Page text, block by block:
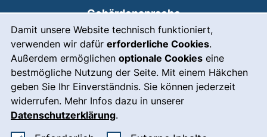
Damit unsere Website technisch funktioniert,
verwenden wir dafür erforderliche Cookies.
Außerdem ermöglichen optionale Cookies eine
bestmögliche Nutzung der Seite. Mit einem Häkchen
geben Sie Ihr Einverständnis. Sie können jederzeit
widerrufen. Mehr Infos dazu in unserer
Datenschutzerklärung.
Gebärdensprache
Notfall(externer Link, öffnet
Impressum
Barrierefreiheit
Datenschutz